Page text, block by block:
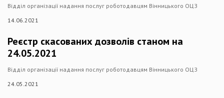
Відділ організації надання послуг роботодавцям Вінницького ОЦЗ
14.06.2021
Реєстр скасованих дозволів станом на
24.05.2021
Відділ організації надання послуг роботодавцям Вінницького ОЦЗ
24.05.2021